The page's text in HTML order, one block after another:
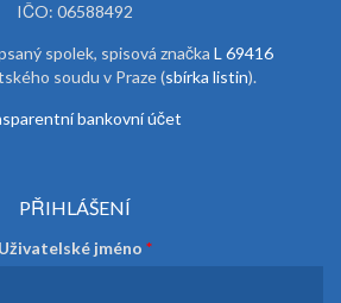
IČO: 06588492
spolek, spisová značka L 69416
soudu v Praze (sbírka listin).
bankovní účet
PŘIHLÁŠENÍ
Uživatelské jméno *